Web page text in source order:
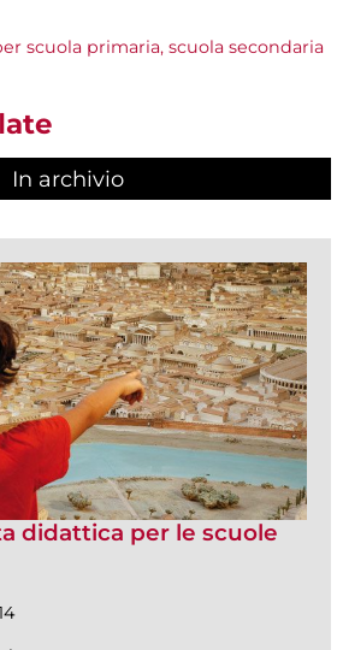
scuola primaria, scuola secondaria
In archivio
didattica per le scuole